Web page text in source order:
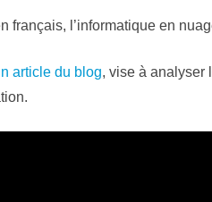
français, l’informatique en
article du blog, vise à analyser